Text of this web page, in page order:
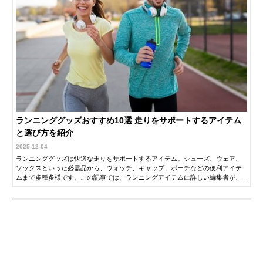
ランニンググッズおすすめ10選 走りをサポートするアイテム
と選び方を紹介
2025-12-04
ランニンググッズは快適な走りをサポートするアイテム。シューズ、ウェア、
ソックスといった必需品から、ウォッチ、キャップ、ポーチなどの便利アイテ
ムまで多種多様です。この記事では、ランニングアイテムに詳しい編集者が、